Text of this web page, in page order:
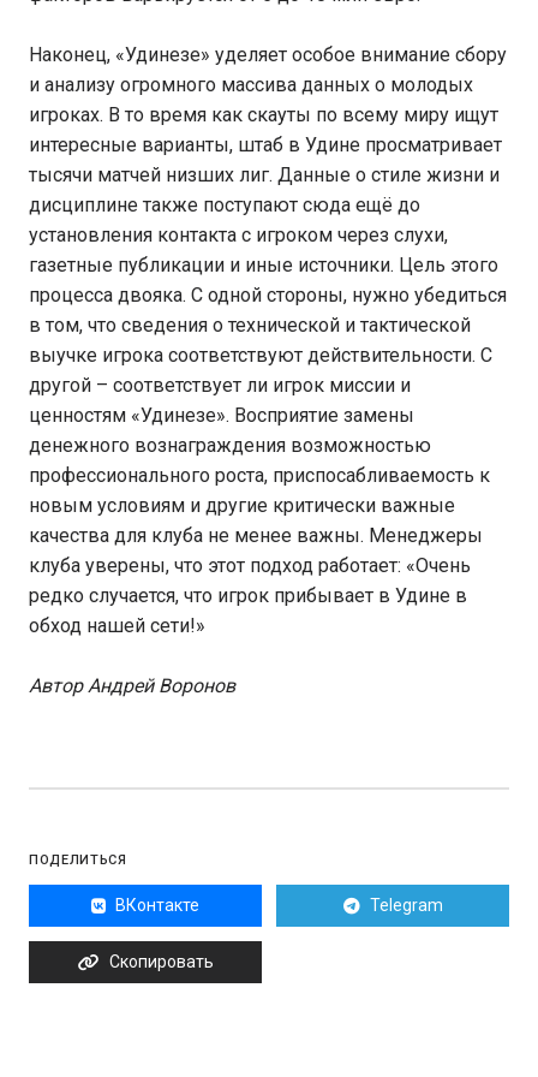
Наконец, «Удинезе» уделяет особое внимание сбору
и анализу огромного массива данных о молодых
игроках. В то время как скауты по всему миру ищут
интересные варианты, штаб в Удине просматривает
тысячи матчей низших лиг. Данные о стиле жизни и
дисциплине также поступают сюда ещё до
установления контакта с игроком через слухи,
газетные публикации и иные источники. Цель этого
процесса двояка. С одной стороны, нужно убедиться
в том, что сведения о технической и тактической
выучке игрока соответствуют действительности. С
другой – соответствует ли игрок миссии и
ценностям «Удинезе». Восприятие замены
денежного вознаграждения возможностью
профессионального роста, приспосабливаемость к
новым условиям и другие критически важные
качества для клуба не менее важны. Менеджеры
клуба уверены, что этот подход работает: «Очень
редко случается, что игрок прибывает в Удине в
обход нашей сети!»
Автор Андрей Воронов
ПОДЕЛИТЬСЯ
ВКонтакте Telegram
Скопировать